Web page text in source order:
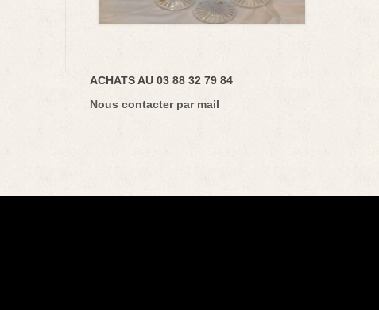
ACHATS AU 03 88 32 79 84
Nous contacter par mail